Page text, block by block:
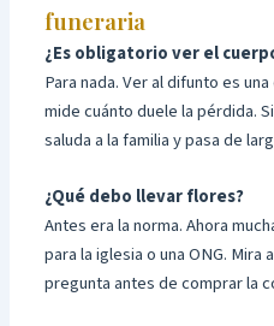
funeraria
¿Es obligatorio ver el
Para nada. Ver al difunto es
mide cuánto duele la pérdida.
saluda a la familia y pasa de
¿Qué debo llevar flores?
Antes era la norma. Ahora
para la iglesia o una ONG. Mira
pregunta antes de comprar la